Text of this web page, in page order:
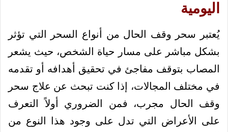
اليومية
يُعتبر سحر وقف الحال من أنواع السحر التي تؤثر
بشكل مباشر على مسار حياة الشخص، حيث يشعر
المصاب بتوقف مفاجئ في تحقيق أهدافه أو تقدمه
في مختلف المجالات، إذا كنت تبحث عن علاج سحر
وقف الحال مجرب، فمن الضروري أولاً التعرف
على الأعراض التي تدل على وجود هذا النوع من